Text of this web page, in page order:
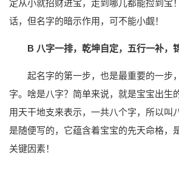
定从小就招财进宝，走到哪儿都能捡到宝
话，但名字的暗示作用，可不能小觑！
B 八字一排，乾坤自定，五行一补，
起名字的第一步，也是最重要的一步
字。啥是八字？简单来说，就是宝宝出生
用天干地支来表示，一共八个字，所以叫
是随便写的，它蕴含着宝宝的先天命格，
关键因素！